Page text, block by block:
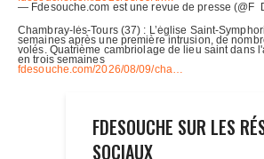
FDESOUCHE SUR LES
SOCIAUX